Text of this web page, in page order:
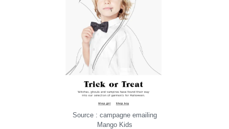
Source : campagne emailing
Mango Kids